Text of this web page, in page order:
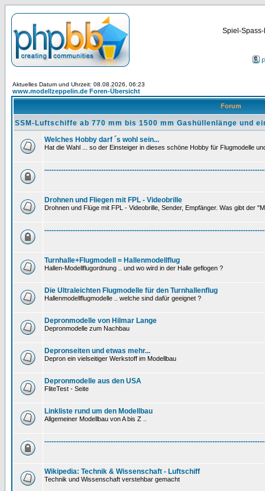
Spiel-
Aktuelles Datum und Uhrzeit: 08.08.2026, 06:23
www.modellzeppelin.de Foren-Übersicht
Forum
SSM-Luftschiffe ab 770 mm bis 1500 mm Gashüllenlänge und
Welches Hobby darf ´s wohl sein...
Hat die Wahl ... so der Einsteiger in dieses schöne Hobby für Flugmodelle
Drohnen und Fliegen mit FPL - Videobrille
Drohnen und Flüge mit FPL - Videobrille, Sender, Empfänger. Was gibt der
Turnhalle+Flugmodell = Hallenmodellflug
Hallen-Modellflugordnung .. und wo wird in der Halle geflogen ?
Die Ultraleichten Flugmodelle für den Turnhallenflug
Hallenmodellflugmodelle .. welche sind dafür geeignet ?
Depronmodelle von Hilmar Lange
Depronmodelle zum Nachbau
Depronseiten und etwas mehr...
Depron ein vielseitiger Werkstoff im Modellbau
Depronmodelle aus den USA
FliteTest - Seite
Linkliste rund um den Modellbau
Allgemeiner Modellbau von A bis Z ..
Wikipedia: Technik & Wissenschaft - Luftschiff
Technik und Wissenschaft verstehbar gemacht